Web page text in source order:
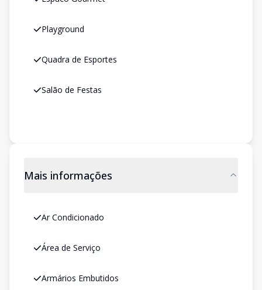
Playground
Quadra de Esportes
Salão de Festas
Mais informações
Ar Condicionado
Área de Serviço
Armários Embutidos